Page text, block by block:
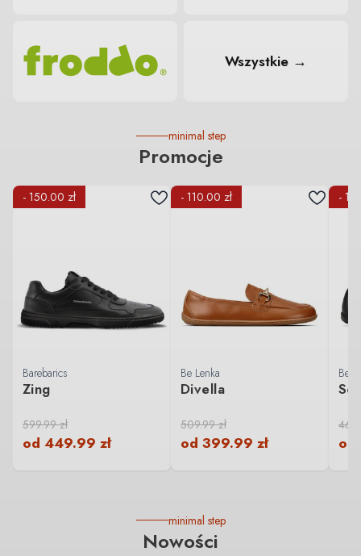
Wszystkie →
minimal step
Promocje
- 150.00 zł
Barebarics
Zing
599.99zł
od 449.99 zł
- 110.00 zł
Be Lenka
Divella
509.99zł
od 399.99 zł
-
Be
od
minimal step
Nowości